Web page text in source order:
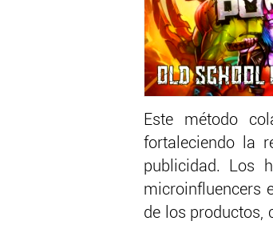
Este método
fortaleciendo la
publicidad. Los
microinfluencers
de los productos,